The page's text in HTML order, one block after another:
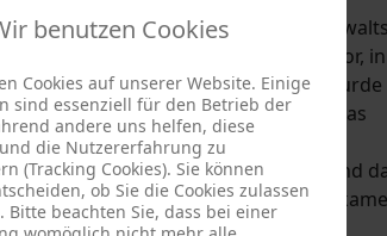
über einen Hintereingang
mit einem Löschrohr in die Küche vor, in
schnell gelöscht werden. Hierzu wurde
Fettexplosion bestanden hätte. Das
des brennenden Fettes in der
Mit einem Hochleistungslüfter sind
die Brandstelle mit einer
benutzen Cookies
Cookies auf unserer Website. Einige
sind essenziell für den Betrieb der
andere uns helfen, diese
die Nutzererfahrung zu
(Tracking Cookies). Sie können
ob Sie die Cookies zulassen
Bitte beachten Sie, dass bei einer